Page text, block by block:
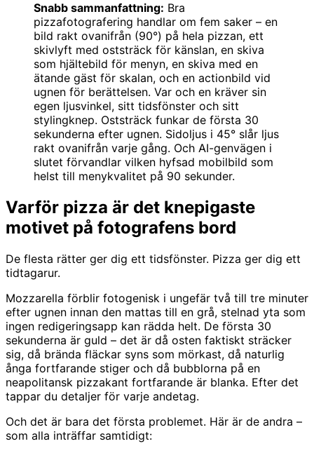
Snabb sammanfattning: Bra
pizzafotografering handlar om fem saker – en
bild rakt ovanifrån (90°) på hela pizzan, ett
skivlyft med oststräck för känslan, en skiva
som hjältebild för menyn, en skiva med en
ätande gäst för skalan, och en actionbild vid
ugnen för berättelsen. Var och en kräver sin
egen ljusvinkel, sitt tidsfönster och sitt
stylingknep. Oststräck funkar de första 30
sekunderna efter ugnen. Sidoljus i 45° slår ljus
rakt ovanifrån varje gång. Och AI-genvägen i
slutet förvandlar vilken hyfsad mobilbild som
helst till menykvalitet på 90 sekunder.
Varför pizza är det knepigaste
motivet på fotografens bord
De flesta rätter ger dig ett tidsfönster. Pizza ger dig ett
tidtagarur.
Mozzarella förblir fotogenisk i ungefär två till tre minuter
efter ugnen innan den mattas till en grå, stelnad yta som
ingen redigeringsapp kan rädda helt. De första 30
sekunderna är guld – det är då osten faktiskt sträcker
sig, då brända fläckar syns som mörkast, då naturlig
ånga fortfarande stiger och då bubblorna på en
neapolitansk pizzakant fortfarande är blanka. Efter det
tappar du detaljer för varje andetag.
Och det är bara det första problemet. Här är de andra –
som alla inträffar samtidigt: